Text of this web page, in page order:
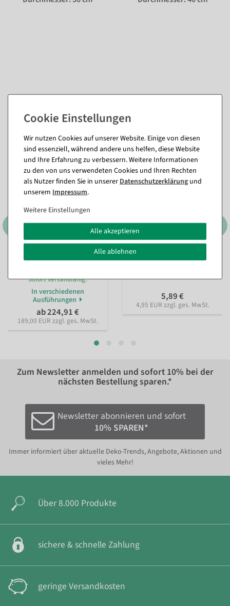
Passende Artikel zu diesem Produkt
(8)
Schneerolle 35 m schwer
Sofort versandfähig.
In verschiedenen
Ausführungen
ab 224,91 €
189,00 EUR zzgl. ges. MwSt.
Schneespray 300 ml
5,89 €
4,95 EUR zzgl. ges. MwSt.
Zum Newsletter anmelden und sofort 10% bei der
nächsten Bestellung sparen.*
Newsletter abonnieren und sofort
10% SPAREN*
Immer informiert über aktuelle Deko-Trends, Angebote, Aktionen und
vieles Mehr!
Über 8.000 Produkte
sichere & schnelle Zahlung
geringe Versandkosten
Wir nutzen Cookies auf unserer Website. Einige von diesen
sind essenziell, während andere uns helfen, diese Website
und Ihre Erfahrung zu verbessern. Weitere Informationen
zu den von uns verwendeten Cookies und Ihren Rechten
als Nutzer finden Sie in unsererDaten­schutz­erklärung und
unserem Impressum.
Weitere Einstellungen
Alle akzeptieren
Alle ablehnen